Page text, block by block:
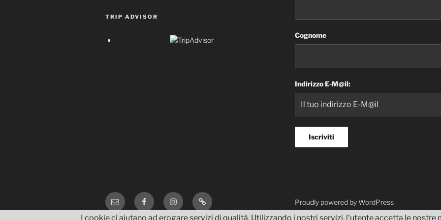
TRIP ADVISOR
Cognome
Indirizzo E-M@il:
Email FacebookInstagramTripAdvisor Proudly powered by WordPress
I cookie ci aiutano ad erogare servizi di qualità. Utilizzando i nostri servizi, l'utente accetta le nostre